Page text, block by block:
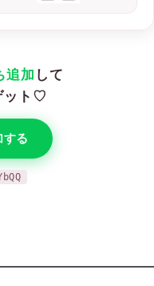
追加 して
ット♡
る